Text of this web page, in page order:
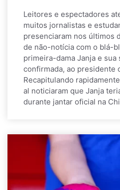
Leitores e espectadores
muitos jornalistas e
presenciaram nos últimos
de não-notícia com o blá-
primeira-dama Janja e
confirmada, ao presidente
Recapitulando
al noticiaram que Janja
durante jantar oficial na